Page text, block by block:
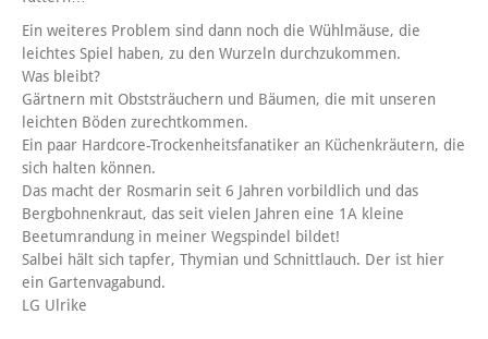
Ein weiteres Problem sind dann noch die Wühlmäuse, die
leichtes Spiel haben, zu den Wurzeln durchzukommen.
Was bleibt?
Gärtnern mit Obststräuchern und Bäumen, die mit unseren
leichten Böden zurechtkommen.
Ein paar Hardcore-Trockenheitsfanatiker an Küchenkräutern, die
sich halten können.
Das macht der Rosmarin seit 6 Jahren vorbildlich und das
Bergbohnenkraut, das seit vielen Jahren eine 1A kleine
Beetumrandung in meiner Wegspindel bildet!
Salbei hält sich tapfer, Thymian und Schnittlauch. Der ist hier
ein Gartenvagabund.
LG Ulrike